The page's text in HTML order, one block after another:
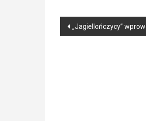
Post
„Jagiellończycy”